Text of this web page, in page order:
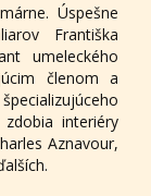
Úspešne
Františka
umeleckého
členom a
interiéry
Aznavour,